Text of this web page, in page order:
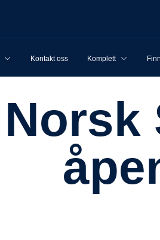
Kontakt oss Komplett
Norsk Scania AS og